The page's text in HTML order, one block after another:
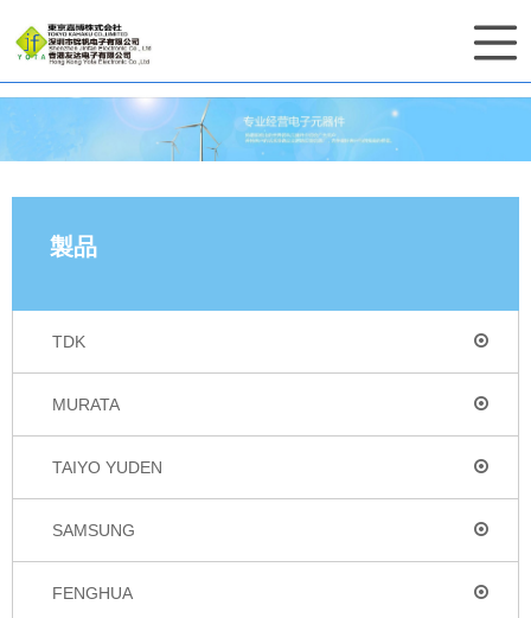
製品
TDK
MURATA
TAIYO YUDEN
SAMSUNG
FENGHUA